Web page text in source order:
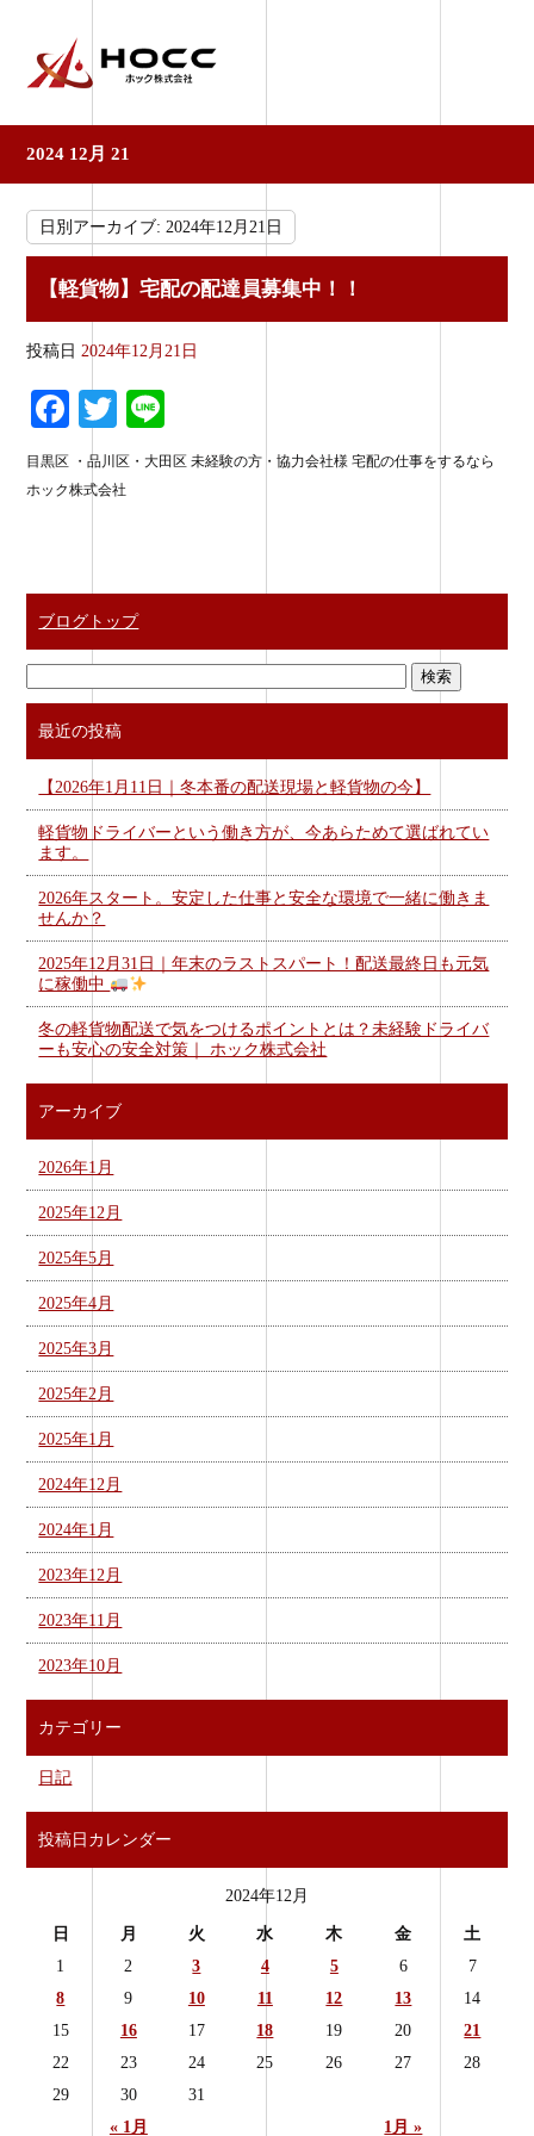
2024 12月 21
日別アーカイブ:2024年12月21日
【軽貨物】宅配の配達員募集中！！
投稿日 2024年12月21日
Fa
ce
bo
T
wi
tte
ne
目黒区 ・品川区・大田区 未経験の方・協力会社様 宅配の仕事をするなら
ホック株式会社
ブログトップ
最近の投稿
【2026年1月11日｜冬本番の配送現場と軽貨物の今】
軽貨物ドライバーという働き方が、今あらためて選ばれてい
ます。
2026年スタート。安定した仕事と安全な環境で一緒に働きま
せんか？
2025年12月31日｜年末のラストスパート！配送最終日も元気
に稼働中
冬の軽貨物配送で気をつけるポイントとは？未経験ドライバ
ーも安心の安全対策｜ ホック株式会社
アーカイブ
2026年1月
2025年12月
2025年5月
2025年4月
2025年3月
2025年2月
2025年1月
2024年12月
2024年1月
2023年12月
2023年11月
2023年10月
カテゴリー
日記
投稿日カレンダー
2024年12月
日 月 火 水 木 金 土
« 1月 1月 »
1 2 3 4 5 6
7
8
9 10 11 12 13
14
15
16 17 18 19 20
21
22
23 24 25 26 27
28
29
30 31